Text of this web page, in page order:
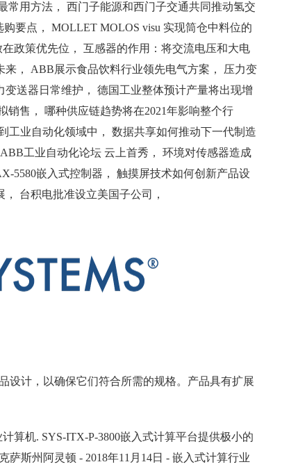
常用方法， 西门子能源和西门子交通共同推动氢交
要点， MOLLET MOLOS visu 实现筒仓中料位的
政策优先位， 互感器的作用：将交流电压和大电
， ABB展示食品饮料行业领先电气方案， 压力变
送器日常维护， 德国工业整体预计产量将出现增
销售， 哪种供应链趋势将在2021年影响整个行
工业自动化领域中， 数据共享如何推动下一代制造
工业自动化论坛 云上首秀， 环境对传感器造成
5580嵌入式控制器， 触摸屏技术如何创新产品设
台积电批准设立美国子公司，
设计，以确保它们符合所需的规格。产品具有扩展
算机. SYS-ITX-P-3800嵌入式计算平台提供极小的
萨斯州阿灵顿 - 2018年11月14日 - 嵌入式计算行业